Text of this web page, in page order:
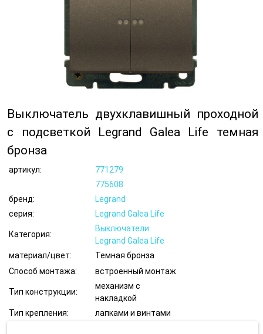
Выключатель двухклавишный проходной
с подсветкой Legrand Galea Life темная
бронза
артикул:
771279
775608
бренд:
Legrand
серия:
Legrand Galea Life
Категория:
Выключатели
Legrand Galea Life
материал/цвет:
Темная бронза
Способ монтажа:
встроенный монтаж
Тип конструкции:
механизм с
накладкой
Тип крепления:
лапками и винтами